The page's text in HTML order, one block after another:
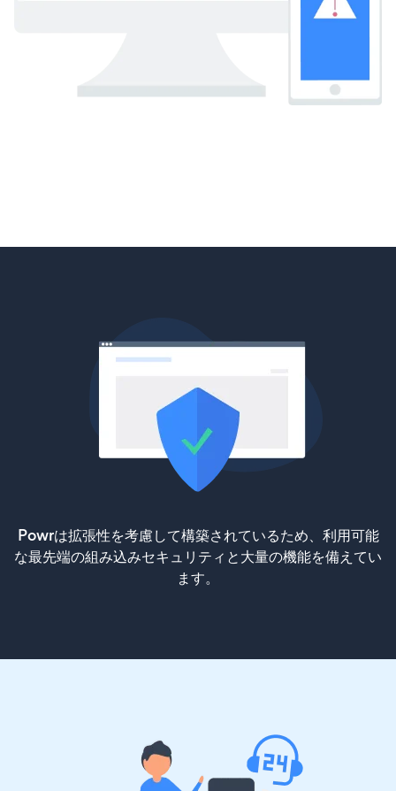
Powrは拡張性を考慮して構築されているため、利用可能
な最先端の組み込みセキュリティと大量の機能を備えてい
ます。